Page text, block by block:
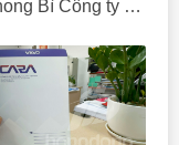
Mẫu Phong Bì Công ty Tài Chính – Ngân Hàng